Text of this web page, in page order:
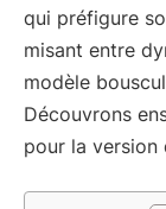
qui préfigure
misant entre
modèle
Découvrons
pour la version